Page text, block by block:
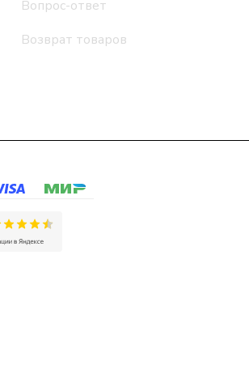
Вопрос-ответ
Возврат товаров